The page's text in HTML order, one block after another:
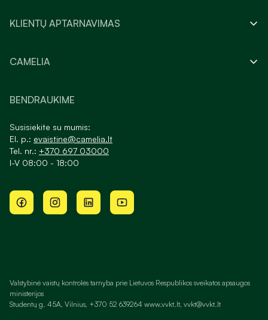
KLIENTŲ APTARNAVIMAS
CAMELIA
BENDRAUKIME
Susisiekite su mumis:
El. p.: evaistine@camelia.lt
Tel. nr.: +370 697 03000
I-V 08:00 - 18:00
Valstybinė vaistų kontrolės tarnyba prie Lietuvos Respublikos sveikatos apsaugos
ministerijos
Studentų g. 45A, Vilnius, +370 52 639264 www.vvkt.lt, vvkt@vvkt.lt